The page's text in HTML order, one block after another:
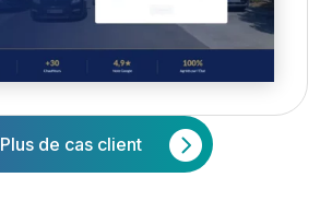
Plus de cas client